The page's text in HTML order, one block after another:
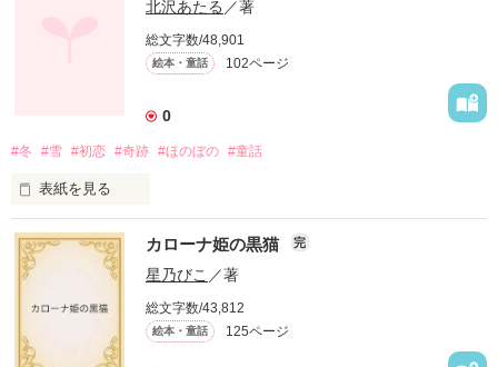
ぼくのことは覚えているかな？
いつかまた会えるかな？
好きだったよ　さっちゃん。
作品を読む
北沢あたる ／著
総文字数/48,901
絵本・童話 102ページ
0
#冬 #雪 #初恋 #奇跡 #ほのぼの #童話
表紙を見る
～寒い冬の日に心が温まるお話をお送りします～
その子の名前はミライちゃんといった。
カローナ姫の黒猫 完
星乃びこ ／著
総文字数/43,812
絵本・童話 125ページ